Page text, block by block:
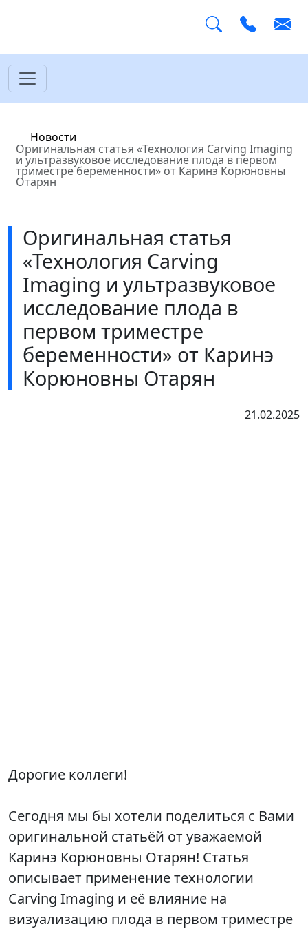
Главная
Новости
Оригинальная статья «Технология Carving Imaging
и ультразвуковое исследование плода в первом
триместре беременности» от Каринэ Корюновны
Отарян
Оригинальная статья
«Технология Carving
Imaging и ультразвуковое
исследование плода в
первом триместре
беременности» от Каринэ
Корюновны Отарян
21.02.2025
Дорогие коллеги!
Сегодня мы бы хотели поделиться с Вами
оригинальной статьёй от уважаемой
Каринэ Корюновны Отарян! Статья
описывает применение технологии
Carving Imaging и её влияние на
визуализацию плода в первом триместре